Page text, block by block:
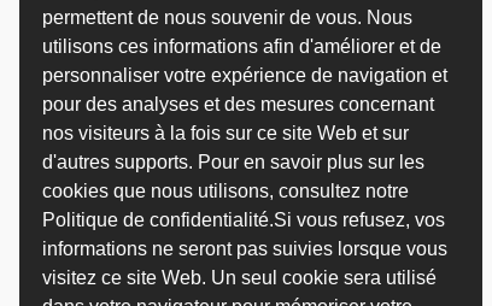
permettent de nous souvenir de vous. Nous
utilisons ces informations afin d'améliorer et de
personnaliser votre expérience de navigation et
pour des analyses et des mesures concernant
nos visiteurs à la fois sur ce site Web et sur
d'autres supports. Pour en savoir plus sur les
cookies que nous utilisons, consultez notre
Politique de confidentialité.Si vous refusez, vos
informations ne seront pas suivies lorsque vous
visitez ce site Web. Un seul cookie sera utilisé
info@vanerum.fr
+33 3 27 45 60 60
+33 3 27 45 60 70